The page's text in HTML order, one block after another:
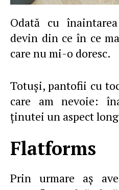
Odată cu
devin din ce în ce
care nu mi-o doresc.
Totuşi, pantofii cu
care am nevoie:
ţinutei un aspect
Flatforms
Prin urmare aş